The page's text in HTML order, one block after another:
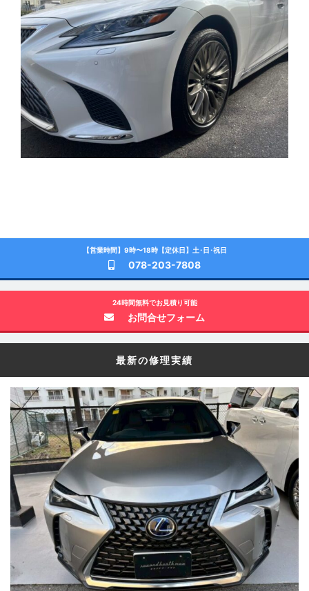
【営業時間】9時〜18時【定休日】土･日･祝日
078-203-7808
24時間無料でお見積り可能
お問合せフォーム
最新の修理実績